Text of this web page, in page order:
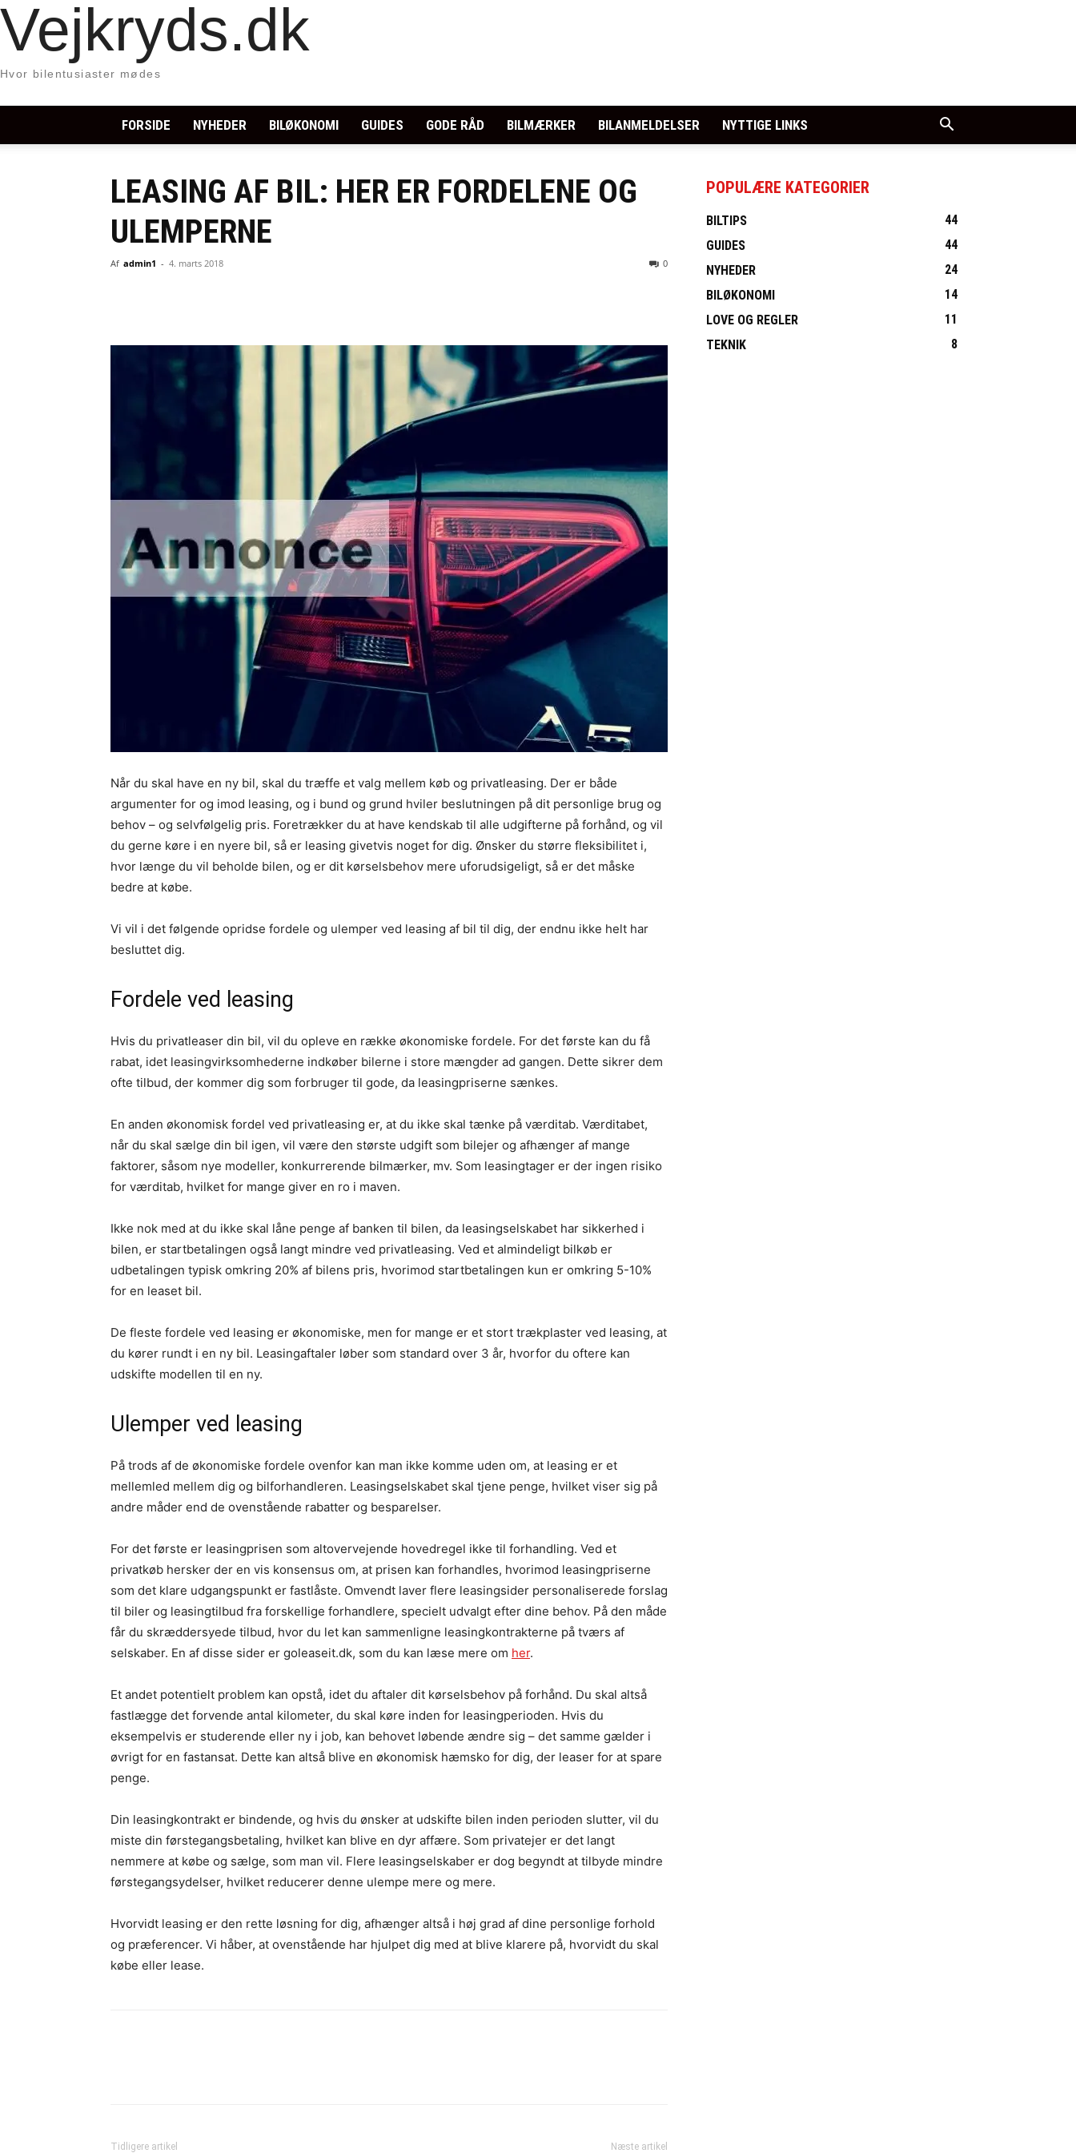
Vejkryds.dk
Hvor bilentusiaster mødes
FORSIDE NYHEDER BILØKONOMI GUIDES GODE RÅD BILMÆRKER BILANMELDELSER NYTTIGE LINKS
LEASING AF BIL: HER ER FORDELENE OG
ULEMPERNE
Af admin1 - 4. marts 2018 0
Når du skal have en ny bil, skal du træffe et valg mellem køb og privatleasing. Der er både
argumenter for og imod leasing, og i bund og grund hviler beslutningen på dit personlige brug og
behov – og selvfølgelig pris. Foretrækker du at have kendskab til alle udgifterne på forhånd, og vil
du gerne køre i en nyere bil, så er leasing givetvis noget for dig. Ønsker du større fleksibilitet i,
hvor længe du vil beholde bilen, og er dit kørselsbehov mere uforudsigeligt, så er det måske
bedre at købe.
Vi vil i det følgende opridse fordele og ulemper ved leasing af bil til dig, der endnu ikke helt har
besluttet dig.
Fordele ved leasing
Hvis du privatleaser din bil, vil du opleve en række økonomiske fordele. For det første kan du få
rabat, idet leasingvirksomhederne indkøber bilerne i store mængder ad gangen. Dette sikrer dem
ofte tilbud, der kommer dig som forbruger til gode, da leasingpriserne sænkes.
En anden økonomisk fordel ved privatleasing er, at du ikke skal tænke på værditab. Værditabet,
når du skal sælge din bil igen, vil være den største udgift som bilejer og afhænger af mange
faktorer, såsom nye modeller, konkurrerende bilmærker, mv. Som leasingtager er der ingen risiko
for værditab, hvilket for mange giver en ro i maven.
Ikke nok med at du ikke skal låne penge af banken til bilen, da leasingselskabet har sikkerhed i
bilen, er startbetalingen også langt mindre ved privatleasing. Ved et almindeligt bilkøb er
udbetalingen typisk omkring 20% af bilens pris, hvorimod startbetalingen kun er omkring 5-10%
for en leaset bil.
De fleste fordele ved leasing er økonomiske, men for mange er et stort trækplaster ved leasing, at
du kører rundt i en ny bil. Leasingaftaler løber som standard over 3 år, hvorfor du oftere kan
udskifte modellen til en ny.
Ulemper ved leasing
På trods af de økonomiske fordele ovenfor kan man ikke komme uden om, at leasing er et
mellemled mellem dig og bilforhandleren. Leasingselskabet skal tjene penge, hvilket viser sig på
andre måder end de ovenstående rabatter og besparelser.
For det første er leasingprisen som altovervejende hovedregel ikke til forhandling. Ved et
privatkøb hersker der en vis konsensus om, at prisen kan forhandles, hvorimod leasingpriserne
som det klare udgangspunkt er fastlåste. Omvendt laver flere leasingsider personaliserede forslag
til biler og leasingtilbud fra forskellige forhandlere, specielt udvalgt efter dine behov. På den måde
får du skræddersyede tilbud, hvor du let kan sammenligne leasingkontrakterne på tværs af
selskaber. En af disse sider er goleaseit.dk, som du kan læse mere om her.
Et andet potentielt problem kan opstå, idet du aftaler dit kørselsbehov på forhånd. Du skal altså
fastlægge det forvende antal kilometer, du skal køre inden for leasingperioden. Hvis du
eksempelvis er studerende eller ny i job, kan behovet løbende ændre sig – det samme gælder i
øvrigt for en fastansat. Dette kan altså blive en økonomisk hæmsko for dig, der leaser for at spare
penge.
Din leasingkontrakt er bindende, og hvis du ønsker at udskifte bilen inden perioden slutter, vil du
miste din førstegangsbetaling, hvilket kan blive en dyr affære. Som privatejer er det langt
nemmere at købe og sælge, som man vil. Flere leasingselskaber er dog begyndt at tilbyde mindre
førstegangsydelser, hvilket reducerer denne ulempe mere og mere.
Hvorvidt leasing er den rette løsning for dig, afhænger altså i høj grad af dine personlige forhold
og præferencer. Vi håber, at ovenstående har hjulpet dig med at blive klarere på, hvorvidt du skal
købe eller lease.
Tidligere artikel Næste artikel
POPULÆRE KATEGORIER
BILTIPS
44
GUIDES
44
NYHEDER
24
BILØKONOMI
14
LOVE OG REGLER
11
TEKNIK
8